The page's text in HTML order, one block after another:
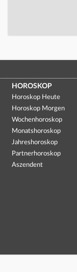
HOROSKOP
Horoskop Heute
Horoskop Morgen
Wochenhoroskop
Monatshoroskop
Jahreshoroskop
Partnerhoroskop
Aszendent